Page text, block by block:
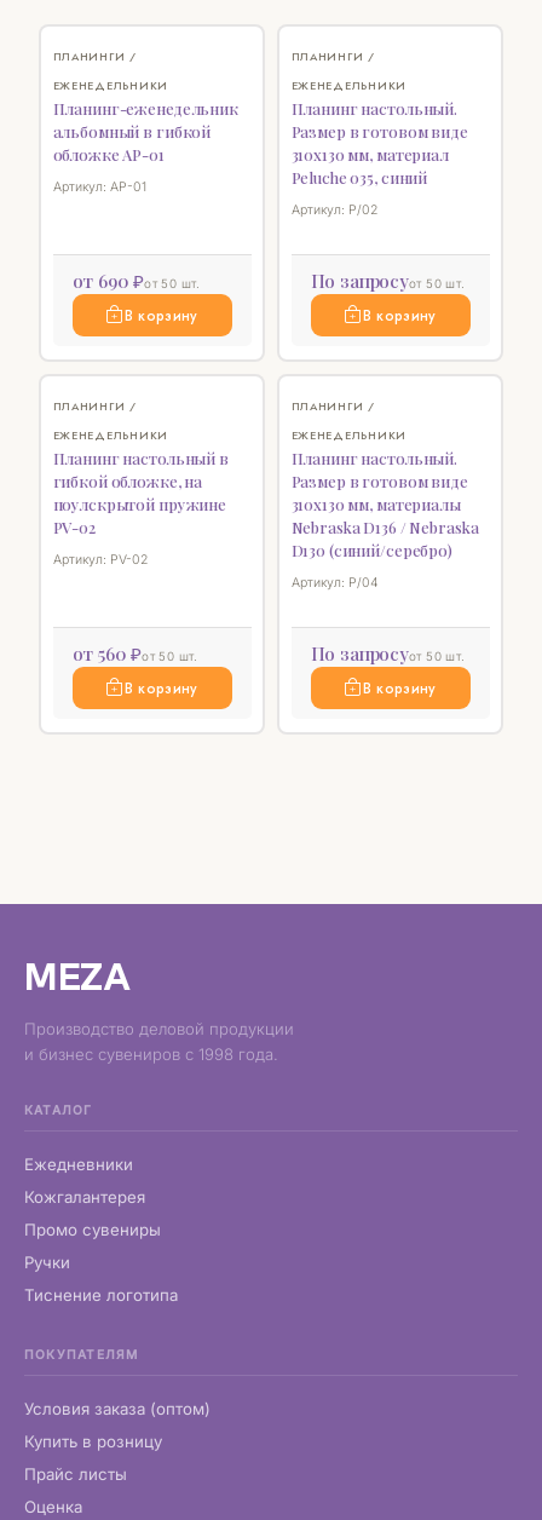
ПЛАНИНГИ /
ЕЖЕНЕДЕЛЬНИКИ
Планинг-еженедельник
альбомный в гибкой
обложке AP-01
Артикул: AP-01
от 690 ₽от 50 шт.
В корзину
ПЛАНИНГИ /
ЕЖЕНЕДЕЛЬНИКИ
Планинг настольный.
Размер в готовом виде
310х130 мм, материал
Peluche 035, синий
Артикул: P/02
По запросуот 50 шт.
В корзину
ПЛАНИНГИ /
ЕЖЕНЕДЕЛЬНИКИ
Планинг настольный в
гибкой обложке, на
поулскрытой пружине
PV-02
Артикул: PV-02
от 560 ₽от 50 шт.
В корзину
ПЛАНИНГИ /
ЕЖЕНЕДЕЛЬНИКИ
Планинг настольный.
Размер в готовом виде
310х130 мм, материалы
Nebraska D136 / Nebraska
D130 (синий/серебро)
Артикул: P/04
По запросуот 50 шт.
В корзину
MEZA
Производство деловой продукции
и бизнес сувениров с 1998 года.
КАТАЛОГ
Ежедневники
Кожгалантерея
Промо сувениры
Ручки
Тиснение логотипа
ПОКУПАТЕЛЯМ
Условия заказа (оптом)
Купить в розницу
Прайс листы
Оценка